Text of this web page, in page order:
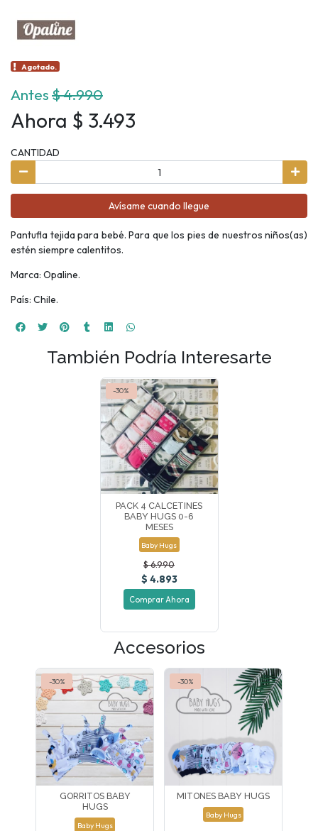
Agotado.
Antes$ 4.990
Ahora $ 3.493
CANTIDAD
Avísame cuando llegue
Pantufla tejida para bebé. Para que los pies de nuestros niños(as)
estén siempre calentitos.
Marca: Opaline.
País: Chile.
También Podría Interesarte
-30%
PACK 4 CALCETINES
BABY HUGS 0-6
MESES
Baby Hugs
$ 6.990
$ 4.893
Comprar Ahora
Accesorios
-30%
GORRITOS BABY
HUGS
Baby Hugs
-30%
MITONES BABY HUGS
Baby Hugs